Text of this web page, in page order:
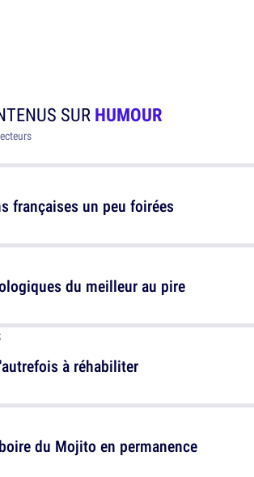
SURHUMOUR
françaises un peu foirées
à réhabiliter
du meilleur au pire
du Mojito en permanence